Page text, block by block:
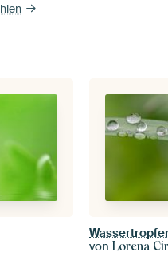
vonLorena